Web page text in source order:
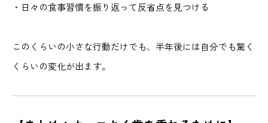
・日々の食事習慣を振り返って反省点を見つける
このくらいの小さな行動だけでも、半年後には自分でも驚く
くらいの変化が出ます。